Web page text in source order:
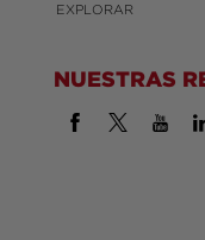
EXPLORAR
NUESTRAS